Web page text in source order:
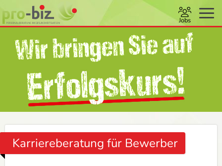
Jobs
Karriereberatung für Bewerber